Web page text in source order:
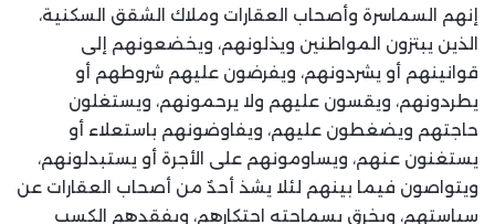
إنهم السماسرة وأصحاب العقارات وملاك الشقق السكنية،
الذين يبتزون المواطنين ويذلونهم، ويخضعونهم إلى
قوانينهم أو يشردونهم، ويفرضون عليهم شروطهم أو
يطردونهم، ويقسون عليهم ولا يرحمونهم، ويستغلون
حاجتهم ويضغطون عليهم، ويفاوضونهم باستعلاء أو
يستغنون عنهم، ويساومونهم على الأجرة أو يستبدلونهم،
ويتواصون فيما بينهم لئلا يشذ أحدٌ من أصحاب العقارات عن
سياستهم، ويخرق بسماحته احتكارهم، ويفقدهم الكسب